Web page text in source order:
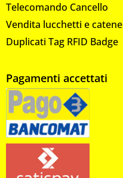
Telecomando Cancello
Vendita lucchetti e catene
Duplicati Tag RFID Badge
Pagamenti accettati